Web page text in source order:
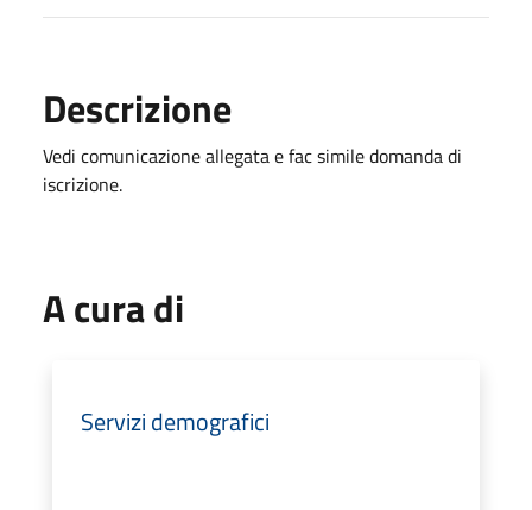
Descrizione
Vedi comunicazione allegata e fac simile domanda di
iscrizione.
A cura di
Servizi demografici